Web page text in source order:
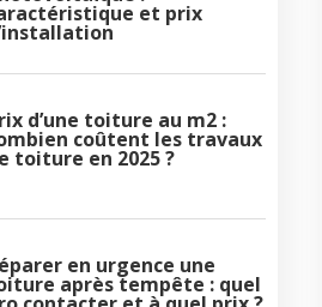
et prix
d’une toiture au m2 :
coûtent les travaux
toiture en 2025 ?
en urgence une
après tempête : quel